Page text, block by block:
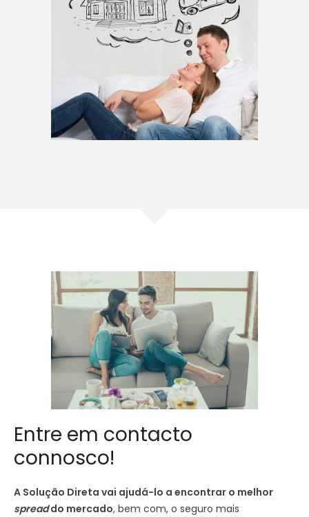
Entre em contacto
connosco!
A Solução Direta vai ajudá-lo a encontrar o melhor
spreaddo mercado, bem com, o seguro mais